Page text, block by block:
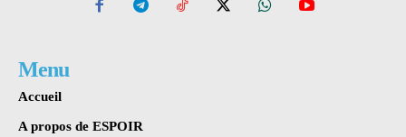
Menu
Accueil
A propos de ESPOIR